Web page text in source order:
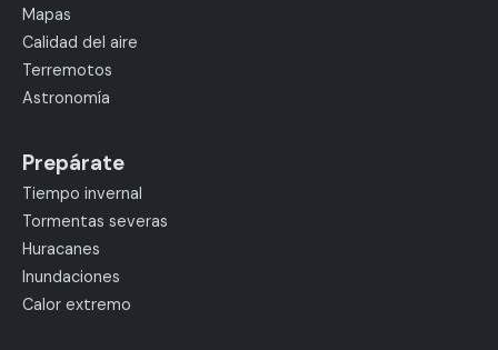
Mapas
Calidad del aire
Terremotos
Astronomía
Prepárate
Tiempo invernal
Tormentas severas
Huracanes
Inundaciones
Calor extremo